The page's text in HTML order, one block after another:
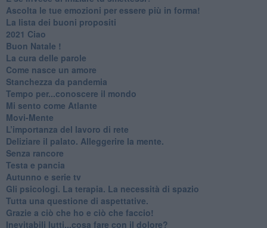
​Ascolta le tue emozioni per essere più in forma!
​La lista dei buoni propositi
2021 Ciao
Buon Natale !
​La cura delle parole
​Come nasce un amore
Stanchezza da pandemia
​Tempo per...conoscere il mondo
​Mi sento come Atlante
​Movi-Mente
​L’importanza del lavoro di rete
​Deliziare il palato. Alleggerire la mente.
​Senza rancore
​Testa e pancia
​Autunno e serie tv
​Gli psicologi. La terapia. La necessità di spazio
​Tutta una questione di aspettative.
​Grazie a ciò che ho e ciò che faccio!
​Inevitabili lutti...cosa fare con il dolore?